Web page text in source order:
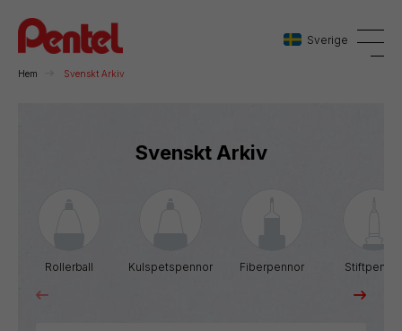
Sverige
Hem Svenskt Arkiv
Svenskt Arkiv
Rollerball Kulspetspennor Fiberpennor